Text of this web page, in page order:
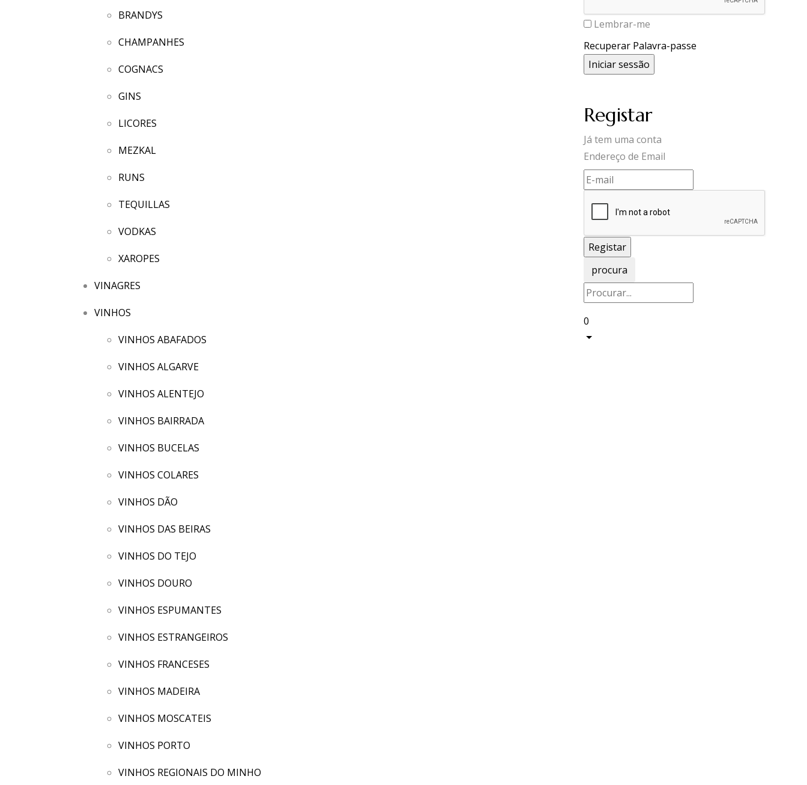
BRANDYS
CHAMPANHES
COGNACS
GINS
LICORES
MEZKAL
RUNS
TEQUILLAS
VODKAS
XAROPES
VINAGRES
VINHOS
VINHOS ABAFADOS
VINHOS ALGARVE
VINHOS ALENTEJO
VINHOS BAIRRADA
VINHOS BUCELAS
VINHOS COLARES
VINHOS DÃO
VINHOS DAS BEIRAS
VINHOS DO TEJO
VINHOS DOURO
VINHOS ESPUMANTES
VINHOS ESTRANGEIROS
VINHOS FRANCESES
VINHOS MADEIRA
VINHOS MOSCATEIS
VINHOS PORTO
VINHOS REGIONAIS DO MINHO
Lembrar-me
Recuperar Palavra-passe
Registar
Já tem uma conta
Endereço de Email
procura
0